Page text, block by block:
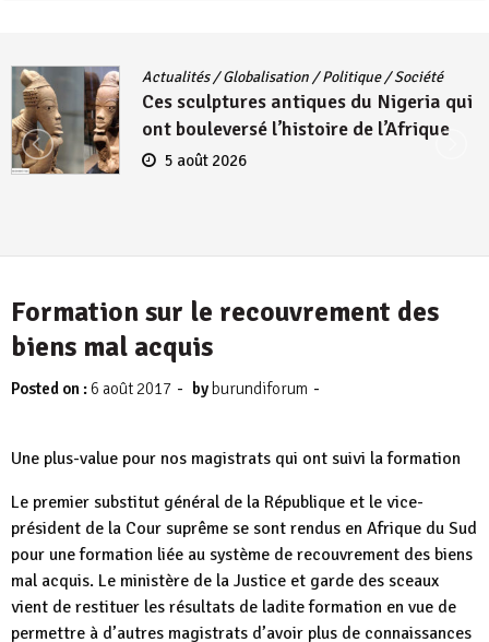
Actualités/Globalisation /Politique/Société
Ces sculptures antiques du Nigeria qui
ont bouleversé l’histoire de l’Afrique
5 août 2026
Formation sur le recouvrement des
biens mal acquis
Posted on :6 août 2017 - by burundiforum -
Une plus-value pour nos magistrats qui ont suivi la formation
Le premier substitut général de la République et le vice-
président de la Cour suprême se sont rendus en Afrique du Sud
pour une formation liée au système de recouvrement des biens
mal acquis. Le ministère de la Justice et garde des sceaux
vient de restituer les résultats de ladite formation en vue de
permettre à d’autres magistrats d’avoir plus de connaissances